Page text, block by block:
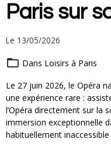
Paris sur
Le 13/05/2026
Dans Loisirs à Paris
Le 27 juin 2026, le Opéra
une expérience rare :
l’Opéra directement sur la
immersion exceptionnelle
habituellement inaccessible